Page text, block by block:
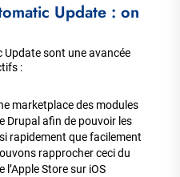
Update : on
sont une avancée
:
marketplace des modules
Drupal afin de pouvoir les
rapidement que facilement
rapprocher ceci du
Store sur iOS